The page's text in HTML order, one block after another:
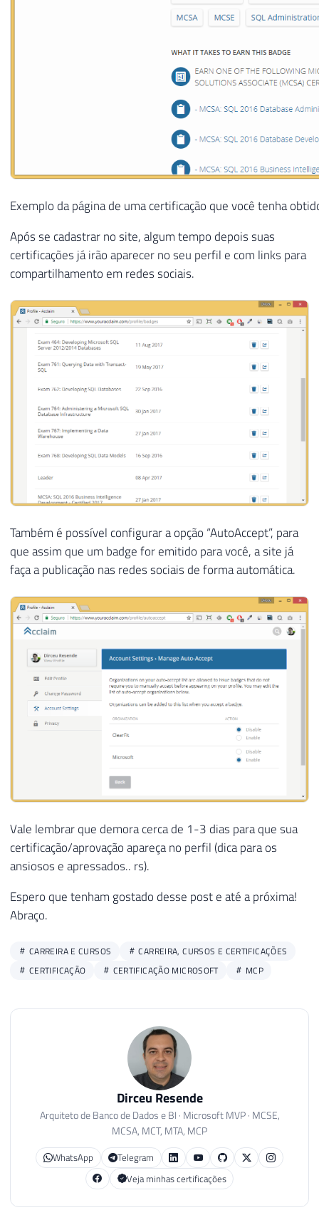
Exemplo da página de uma certificação que você tenha
Após se cadastrar no site, algum tempo depois suas
certificações já irão aparecer no seu perfil e com links para
compartilhamento em redes sociais.
Também é possível configurar a opção “AutoAccept”, para
que assim que um badge for emitido para você, a site já
faça a publicação nas redes sociais de forma automática.
Vale lembrar que demora cerca de 1-3 dias para que sua
certificação/aprovação apareça no perfil (dica para os
ansiosos e apressados.. rs).
Espero que tenham gostado desse post e até a próxima!
Abraço.
CARREIRA E CURSOS
CARREIRA, CURSOS E CERTIFICAÇÕES
CERTIFICAÇÃO
CERTIFICAÇÃO MICROSOFT MCP
Dirceu Resende
Arquiteto de Banco de Dados e BI · Microsoft MVP · MCSE,
MCSA, MCT, MTA, MCP
WhatsApp
Telegram
Veja minhas certificações